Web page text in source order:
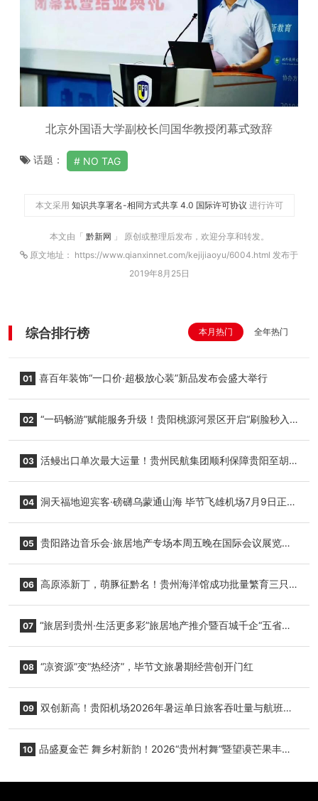
北京外国语大学副校长闫国华教授闭幕式致辞
话题： NO TAG
本文采用 知识共享署名-相同方式共享 4.0 国际许可协议 进行许可
本文由「 黔新网 」 原创或整理后发布，欢迎分享和转发。
原文地址： https://www.qianxinnet.com/kejijiaoyu/6004.html 发布于
2019年8月25日
综合排行榜 本月热门 全年热门
01 喜百年装饰“一口价·超极放心装”新品发布会盛大举行
02 “一码畅游”赋能服务升级！贵阳桃源河景区开启“刷脸秒入
03 活鳗出口单次最大运量！贵州民航集团顺利保障贵阳至胡
04 洞天福地迎宾客·磅礴乌蒙通山海 毕节飞雄机场7月9日正式
05 贵阳路边音乐会·旅居地产专场本周五晚在国际会议展览中
06 高原添新丁，萌豚征黔名！贵州海洋馆成功批量繁育三只
07 “旅居到贵州·生活更多彩”旅居地产推介暨百城千企“五省
08 “凉资源”变“热经济”，毕节文旅暑期经营创开门红
09 双创新高！贵阳机场2026年暑运单日旅客吞吐量与航班起
10 品盛夏金芒 舞乡村新韵！2026“贵州村舞”暨望谟芒果丰收